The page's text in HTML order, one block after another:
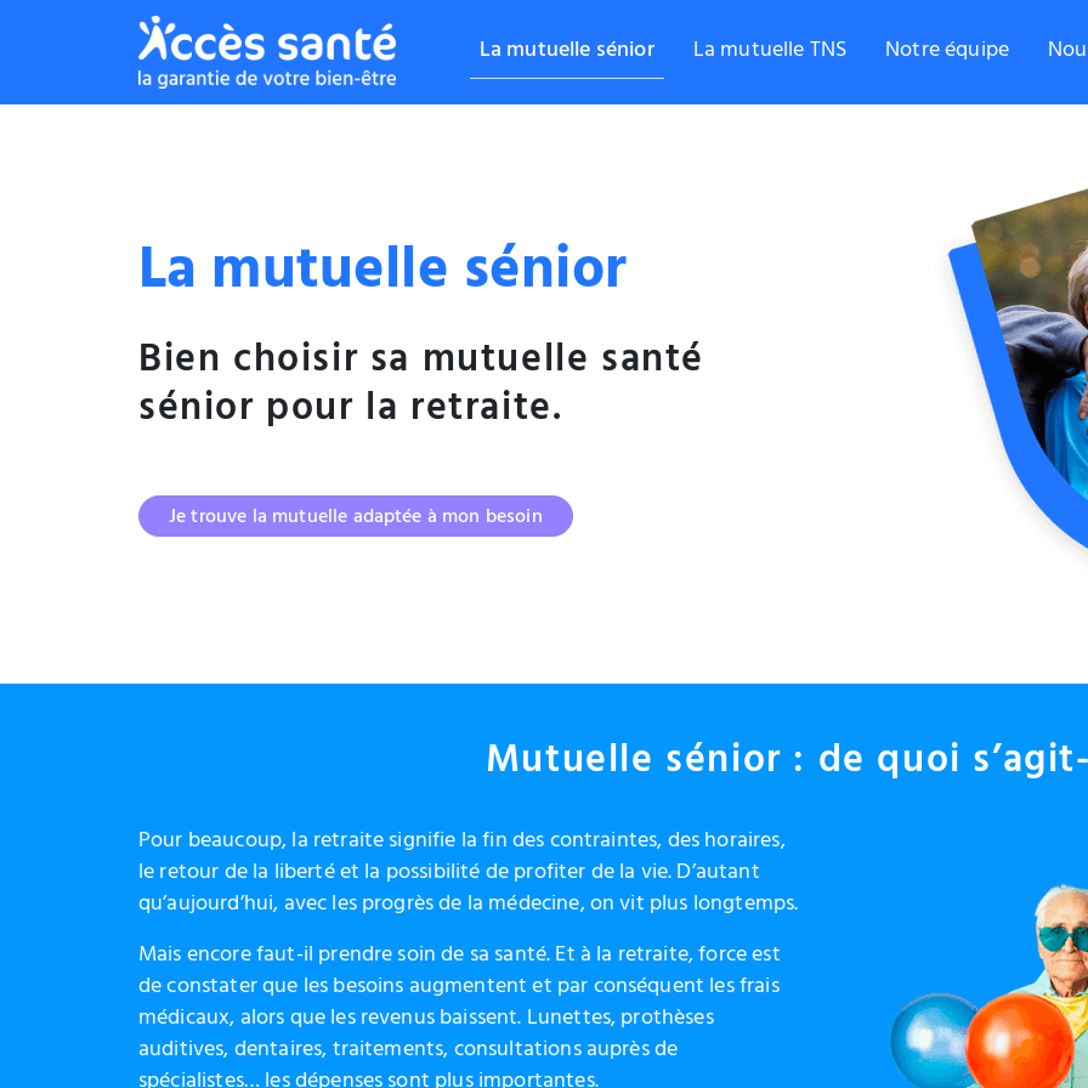
La mutuelle sénior La mutuelle TNS Notre équipe
La mutuelle sénior
Bien choisir sa mutuelle santé
sénior pour la retraite.
Je trouve la mutuelle adaptée à mon besoin
Mutuelle sénior : de quoi
Pour beaucoup, la retraite signifie la fin des contraintes, des horaires,
le retour de la liberté et la possibilité de profiter de la vie. D’autant
qu’aujourd’hui, avec les progrès de la médecine, on vit plus longtemps.
Mais encore faut-il prendre soin de sa santé. Et à la retraite, force est
de constater que les besoins augmentent et par conséquent les frais
médicaux, alors que les revenus baissent. Lunettes, prothèses
auditives, dentaires, traitements, consultations auprès de